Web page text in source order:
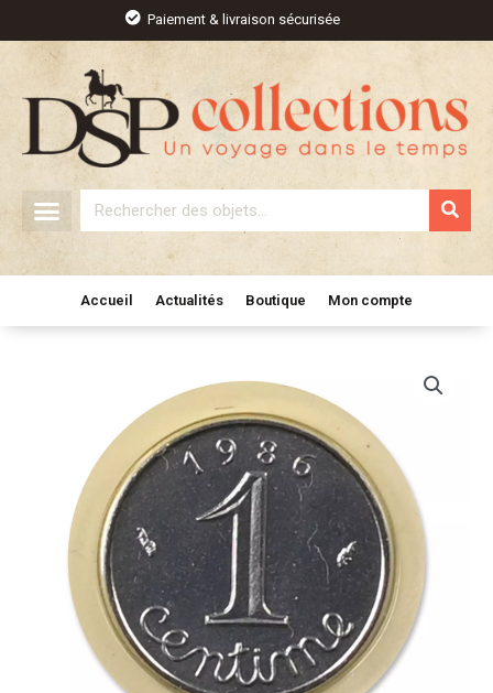
contenu
Paiement & livraison sécurisée
Rechercher
Accueil Actualités Boutique Mon compte